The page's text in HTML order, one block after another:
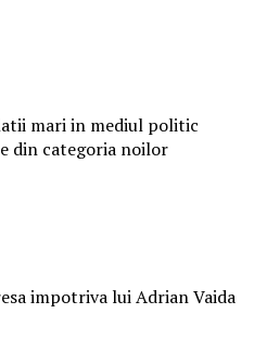
mari in mediul politic
din categoria noilor
impotriva lui Adrian Vaida